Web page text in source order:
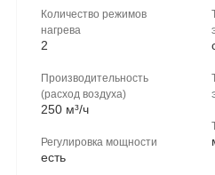
Количество режимов
нагрева
2
Производительность
(расход воздуха)
250 м³/ч
Регулировка мощности
есть